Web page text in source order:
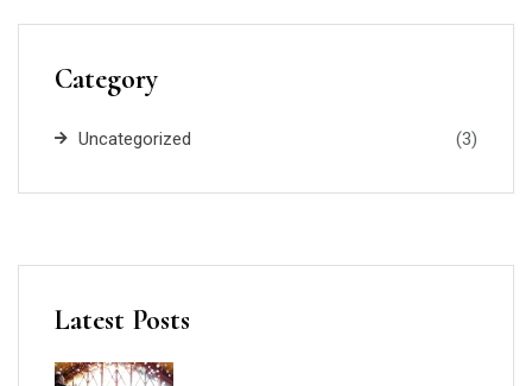
Category
Uncategorized (3)
Latest Posts